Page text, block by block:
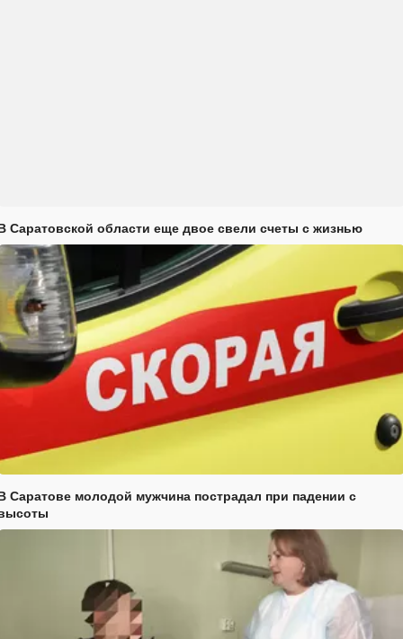
Саратовской области еще двое свели счеты с жизнью
Саратове молодой мужчина пострадал при падении с